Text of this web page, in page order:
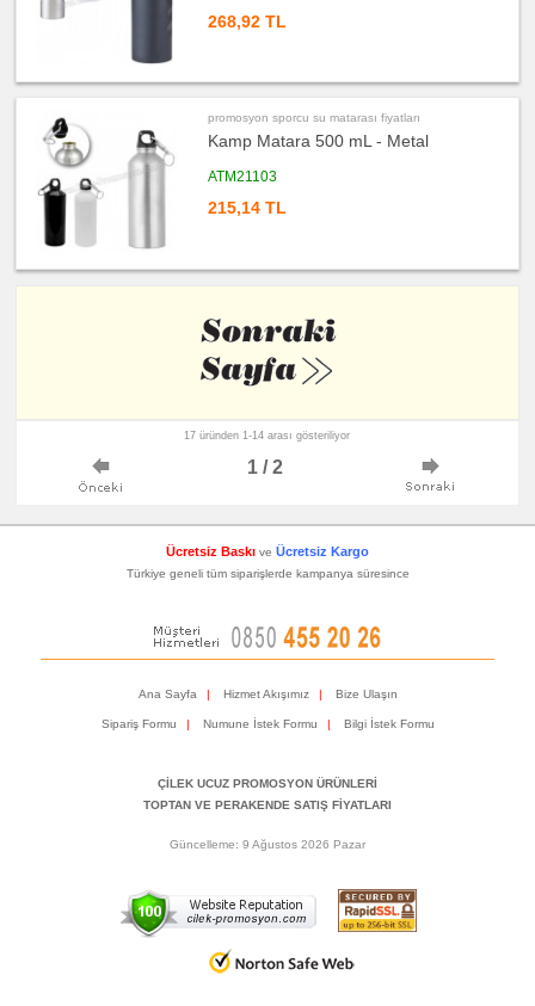
268,92 TL
promosyon sporcu su matarası fiyatları
Kamp Matara 500 mL - Metal
ATM21103
215,14 TL
17 üründen 1-14 arası gösteriliyor
1 / 2
Ücretsiz Baskı ve Ücretsiz Kargo
Türkiye geneli tüm siparişlerde kampanya süresince
Ana Sayfa | Hizmet Akışımız | Bize Ulaşın
Sipariş Formu | Numune İstek Formu | Bilgi İstek Formu
ÇİLEK UCUZ PROMOSYON ÜRÜNLERİ
TOPTAN VE PERAKENDE SATIŞ FİYATLARI
Güncelleme: 9 Ağustos 2026 Pazar